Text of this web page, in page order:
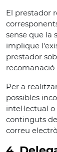
El prestador
sense que la
implique
prestador
Per a
possibles
intel·lectual
continguts
correu